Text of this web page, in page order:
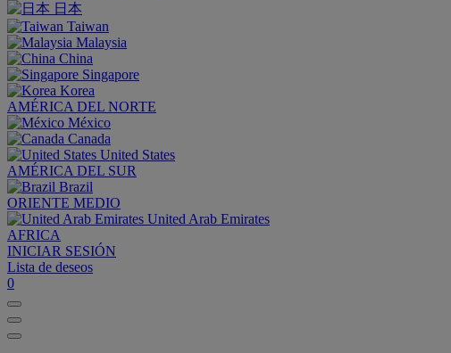
日本
Taiwan
Malaysia
China
Singapore
Korea
AMÉRICA DEL NORTE
México
Canada
United States
AMÉRICA DEL SUR
Brazil
ORIENTE MEDIO
United Arab Emirates
AFRICA
INICIAR SESIÓN
Lista de deseos
0